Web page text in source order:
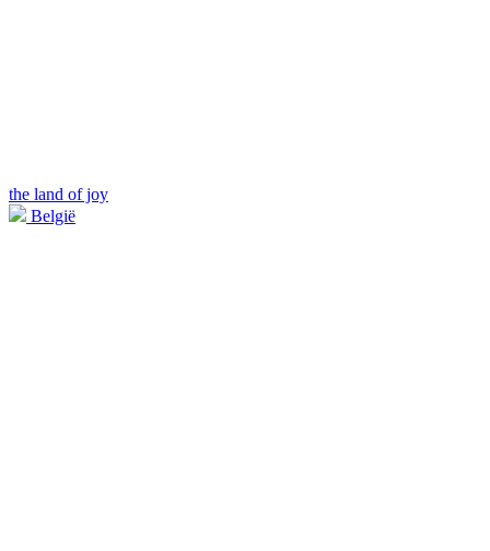
the land of joy
België